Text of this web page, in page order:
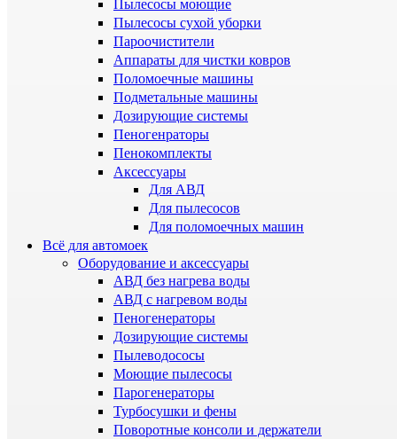
Пылесосы моющие
Пылесосы сухой уборки
Пароочистители
Аппараты для чистки ковров
Поломоечные машины
Подметальные машины
Дозирующие системы
Пеногенраторы
Пенокомплекты
Аксессуары
Для АВД
Для пылесосов
Для поломоечных машин
Всё для автомоек
Оборудование и аксессуары
АВД без нагрева воды
АВД с нагревом воды
Пеногенераторы
Дозирующие системы
Пылеводососы
Моющие пылесосы
Парогенераторы
Турбосушки и фены
Поворотные консоли и держатели